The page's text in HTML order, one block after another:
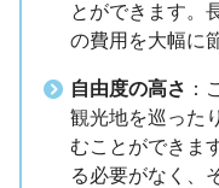
とができます。
の費用を大幅に
自由度の高さ ：
観光地を巡った
むことができま
る必要がなく、